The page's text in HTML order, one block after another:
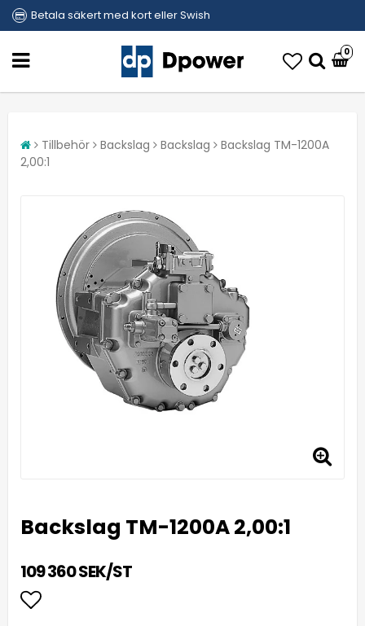
Betala säkert med kort eller Swish
0
Tillbehör Backslag Backslag
Backslag TM-1200A
2,00:1
Backslag TM-1200A 2,00:1
109 360 SEK/ST